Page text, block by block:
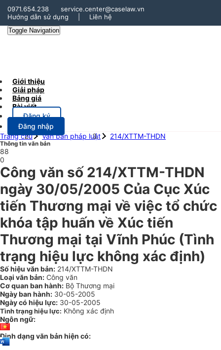
0971.654.238
service.center@caselaw.vn
Hướng dẫn sử dụng
Liên hệ
Toggle Navigation
Giới thiệu
Giải pháp
Bảng giá
Bài viết
Đăng ký
Đăng nhập
Trang chủ
Văn bản pháp luật 214/XTTM-THDN
Thông tin văn bản
88
0
Công văn số 214/XTTM-THDN
ngày 30/05/2005 Của Cục Xúc
tiến Thương mại về việc tổ chức
khóa tập huấn về Xúc tiến
Thương mại tại Vĩnh Phúc (Tình
trạng hiệu lực không xác định)
Số hiệu văn bản: 214/XTTM-THDN
Loại văn bản: Công văn
Cơ quan ban hành: Bộ Thương mại
Ngày ban hành: 30-05-2005
Ngày có hiệu lực: 30-05-2005
Tình trạng hiệu lực: Không xác định
Ngôn ngữ:
Định dạng văn bản hiện có: